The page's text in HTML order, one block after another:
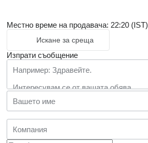
Местно време на продавача: 22:20 (IST)
Искане за среща
Изпрати съобщение